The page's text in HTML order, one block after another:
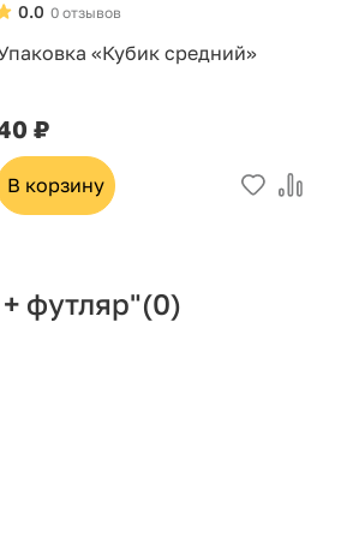
0 отзывов
0.0
«Кубик средний»
₽
В корзину
футляр"(0)